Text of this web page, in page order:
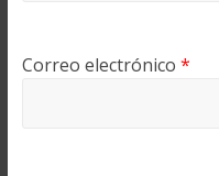
Correo electrónico *